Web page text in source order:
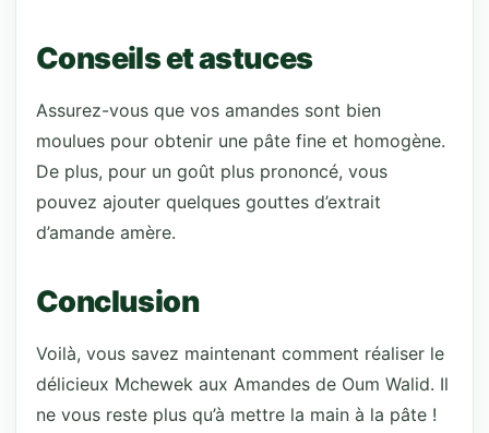
Conseils et astuces
Assurez-vous que vos amandes sont bien
moulues pour obtenir une pâte fine et homogène.
De plus, pour un goût plus prononcé, vous
pouvez ajouter quelques gouttes d’extrait
d’amande amère.
Conclusion
Voilà, vous savez maintenant comment réaliser le
délicieux Mchewek aux Amandes de Oum Walid. Il
ne vous reste plus qu’à mettre la main à la pâte !